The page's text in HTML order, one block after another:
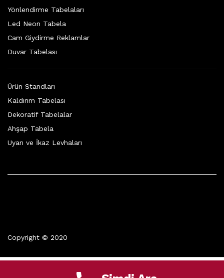
Yönlendirme Tabelaları
Led Neon Tabela
Cam Giydirme Reklamlar
Duvar Tabelası
Ürün Standları
Kaldırım Tabelası
Dekoratif Tabelalar
Ahşap Tabela
Uyarı ve İkaz Levhaları
Copyright © 2020